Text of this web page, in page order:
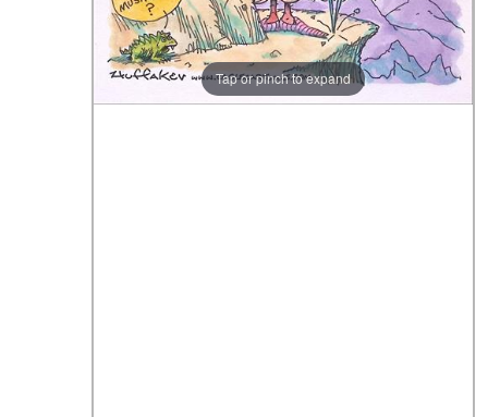
Tap or pinch to expand